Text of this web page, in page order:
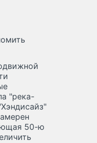
"река-
50-ю